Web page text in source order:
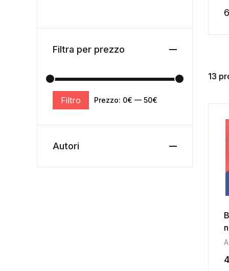
13
Filtra per prezzo
Filtro Prezzo: 0€ — 50€
Autori